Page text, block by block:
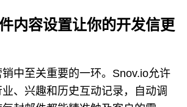
内容设置让你的开发信更
中至关重要的一环。Snov.io允许
、兴趣和历史互动记录，自动调